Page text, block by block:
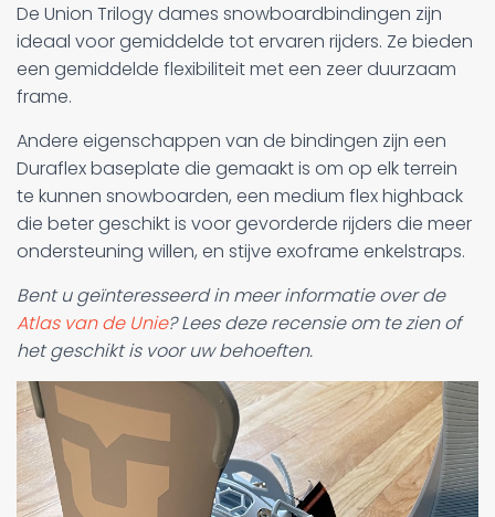
De Union Trilogy dames snowboardbindingen zijn
ideaal voor gemiddelde tot ervaren rijders. Ze bieden
een gemiddelde flexibiliteit met een zeer duurzaam
frame.
Andere eigenschappen van de bindingen zijn een
Duraflex baseplate die gemaakt is om op elk terrein
te kunnen snowboarden, een medium flex highback
die beter geschikt is voor gevorderde rijders die meer
ondersteuning willen, en stijve exoframe enkelstraps.
Bent u geïnteresseerd in meer informatie over de
Atlas van de Unie? Lees deze recensie om te zien of
het geschikt is voor uw behoeften.